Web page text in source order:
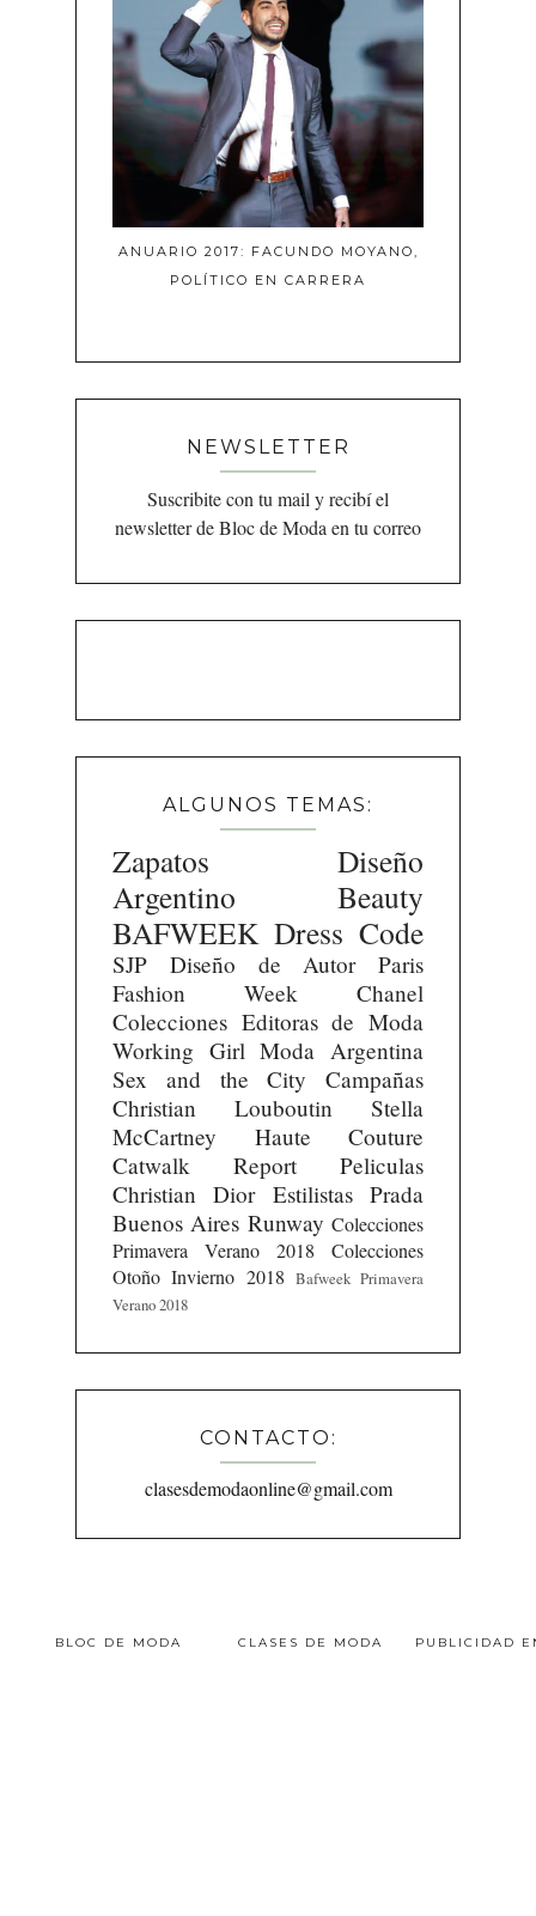
ANUARIO 2017: FACUNDO MOYANO,
POLÍTICO EN CARRERA
NEWSLETTER
Suscribite con tu mail y recibí el
newsletter de Bloc de Moda en tu correo
ALGUNOS TEMAS:
Zapatos
Diseño
Argentino
Beauty
BAFWEEK Dress Code
SJP Diseño de Autor
Paris
Fashion Week
Chanel
Colecciones Editoras de Moda
Working Girl Moda Argentina
Sex and the City
Campañas
Christian Louboutin
Stella
McCartney
Haute Couture
Catwalk Report
Peliculas
Christian Dior Estilistas Prada
Buenos Aires Runway Colecciones
Primavera Verano 2018
Colecciones
Otoño Invierno 2018 Bafweek Primavera
Verano 2018
CONTACTO:
clasesdemodaonline@gmail.com
BLOC DE MODA CLASES DE MODA PUBLICIDAD